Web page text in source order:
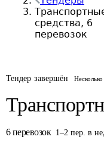
средства, 6
перевозок
Тендер завершён
6 перевозок 1–2 пер. в